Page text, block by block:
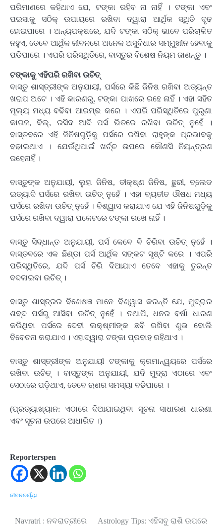
ପରିମାଣରେ କହିଥାଏ ଯେ, ଟଙ୍କା ରହିବ ନା ନାହିଁ । ଟଙ୍କା ଏବଂ
ପଇସାକୁ ସଠିକ୍ ଉପାୟରେ ରଖିବା ଦ୍ୱାରା ଆର୍ଥିକ ସ୍ଥିତି ଦୃଢ
ହୋଇପାରେ । ଅନ୍ୟପକ୍ଷରେ, ଯଦି ଟଙ୍କା ସଠିକ୍ ଭାବେ ପରିଚାଳିତ
ନହୁଏ, ତେବେ ଆର୍ଥିକ ଜୀବନରେ ଅନେକ ଅସୁବିଧାର ସମ୍ମୁଖୀନ ହେବାକୁ
ପଡିପାରେ । ଏପରି ପରିସ୍ଥିତିରେ, ବାସ୍ତୁର ବିଶେଷ ନିୟମ ଜାଣନ୍ତୁ ।
ଟଙ୍କାକୁ ଏହିପରି ରଖିବା ଉଚିତ୍‌
ବାସ୍ତୁ ଶାସ୍ତ୍ରୀଙ୍କ ଅନୁଯାୟୀ, ପର୍ସରେ କିଛି ଜିନିଷ ରଖିବା ଅତ୍ୟନ୍ତ
ଖରାପ ଅଟେ । ଏହି କାରଣରୁ, ଟଙ୍କା ପାଖରେ ରହେ ନାହିଁ । ଏହା ସହିତ
ମୂଲ୍ୟ ମଧ୍ୟ ବଢିବା ଆରମ୍ଭ କରେ । ଏପରି ପରିସ୍ଥିତିରେ ପୁରୁଣା
କାଗଜ, ବିଲ୍‌, ରସିଦ ଆଦି ପର୍ସ ଭିତରେ ରଖିବା ଉଚିତ୍ ନୁହେଁ ।
ବାସ୍ତବରେ ଏହି ଜିନିଷଗୁଡ଼ିକୁ ପର୍ସରେ ରଖିବା ରାହୁଙ୍କ ପ୍ରଭାବକୁ
ବଢାଇଥାଏ । ଯେଉଁଥିପାଇଁ ଖର୍ଚ୍ଚ ଉପରେ କୌଣସି ନିୟନ୍ତ୍ରଣ
ରହେନାହିଁ ।
ବାସ୍ତୁଙ୍କ ଅନୁଯାୟୀ, ଲୁହା ଜିନିଷ, ତୀକ୍ଷ୍ଣ ଜିନିଷ, ଛୁରୀ, ବ୍ଲେଡ
ଇତ୍ୟାଦି ପର୍ସରେ ରଖିବା ଉଚିତ୍ ନୁହେଁ । ଏହା ବ୍ୟତୀତ ଔଷଧ ମଧ୍ୟ
ପର୍ସରେ ରଖିବା ଉଚିତ୍ ନୁହେଁ । ବିଶ୍ୱାସ କରାଯାଏ ଯେ ଏହି ଜିନିଷଗୁଡ଼ିକୁ
ପର୍ସରେ ରଖିବା ଦ୍ୱାରା ପକେଟରେ ଟଙ୍କା ରଖେ ନାହିଁ ।
ବାସ୍ତୁ ସିଦ୍ଧାନ୍ତ ଅନୁଯାୟୀ, ପର୍ସ କେବେ ବି ଚିରିବା ଉଚିତ୍ ନୁହେଁ ।
ବାସ୍ତବରେ ଏକ ଛିଣ୍ଡା ପର୍ସ ଆର୍ଥିକ ସଙ୍କଟ ସୃଷ୍ଟି କରେ । ଏପରି
ପରିସ୍ଥିତିରେ, ଯଦି ପର୍ସ ଚିରି ଦିଆଯାଏ ତେବେ ଏହାକୁ ତୁରନ୍ତ
ବଦଳାଇବା ଉଚିତ୍ ।
ବାସ୍ତୁ ଶାସ୍ତ୍ରର ବିଶେଷଜ୍ଞ ମାନେ ବିଶ୍ୱାସ କରନ୍ତି ଯେ, ମୁଦ୍ରାର
ଶବ୍ଦ ପର୍ସରୁ ଆସିବା ଉଚିତ୍ ନୁହେଁ । ତଥାପି, ଧନର ବର୍ଷା ଧାରଣ
କରିଥିବା ପର୍ସରେ ଦେବୀ ଲକ୍ଷ୍ମୀଙ୍କ ଛବି ରଖିବା ଶୁଭ ବୋଲି
ବିବେଚନା କରାଯାଏ । ଏହାଦ୍ୱାରା ଟଙ୍କା ପ୍ରବାହ ରହିଥାଏ ।
ବାସ୍ତୁ ଶାସ୍ତ୍ରୀଙ୍କ ଅନୁଯାୟୀ ଟଙ୍କାକୁ କ୍ରମାନ୍ୱୟରେ ପର୍ସରେ
ରଖିବା ଉଚିତ୍ । ବାସ୍ତୁଙ୍କ ଅନୁଯାୟୀ, ଯଦି ମୁଦ୍ରା ଏଠାରେ ଏବଂ
ସେଠାରେ ପଡ଼ିଥାଏ, ତେବେ ଋଣର ସମସ୍ୟା ବଢିପାରେ ।
(ପ୍ରତ୍ୟାଖ୍ୟାନ: ଏଠାରେ ଦିଆଯାଇଥିବା ସୂଚନା ସାଧାରଣ ଧାରଣା
ଏବଂ ସୂଚନା ଉପରେ ଆଧାରିତ ।)
Reporterspen
ଜୀବନଚର୍ଯ୍ୟା
Post
Navratri : ନବରାତ୍ରୀରେ
Astrology Tips: ଏହିସବୁ ରାଶି ଉପରେ